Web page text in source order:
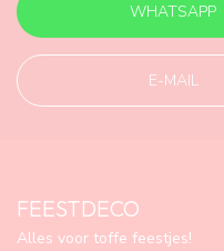
WHATSAPP
E-MAIL
FEESTDECO
Alles voor toffe feestjes!